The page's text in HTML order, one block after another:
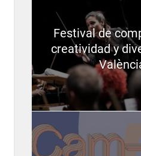
Festival de
creatividad y